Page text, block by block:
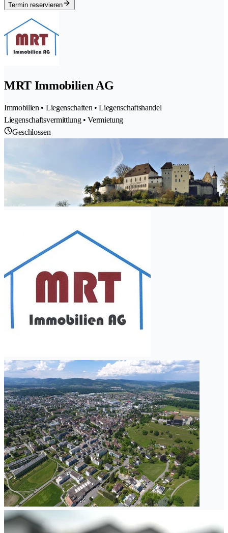
Termin reservieren
MRT Immobilien AG
Immobilien • Liegenschaften • Liegenschaftshandel
Liegenschaftsvermittlung • Vermietung
Geschlossen